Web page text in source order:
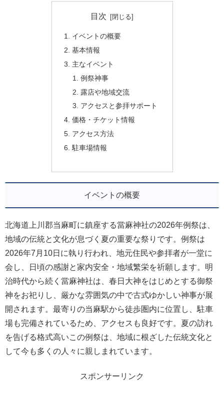
目次
イベントの概要
基本情報
主なイベント
例祭神事
露店や地域交流
アクセスと参拝サポート
価格・チケット情報
アクセス方法
駐車場情報
イベントの概要
北海道上川郡当麻町に鎮座する當麻神社の2026年例祭は、
地域の伝統と文化が息づく夏の重要な祭りです。例祭は
2026年7月10日に執り行われ、地元住民や参拝者が一堂に
会し、日頃の感謝と家内安全・地域繁栄を祈願します。明
治時代から続く當麻神社は、春日大神をはじめとする御祭
神をお祀りし、厳かな雰囲気の中で古式ゆかしい神事が展
開されます。最寄りの当麻駅から徒歩圏内に位置し、駐車
場も完備されているため、アクセスも良好です。夏の訪れ
を告げる格式高いこの例祭は、地域に根ざした伝統文化と
して今も多くの人々に親しまれています。
スポンサーリンク